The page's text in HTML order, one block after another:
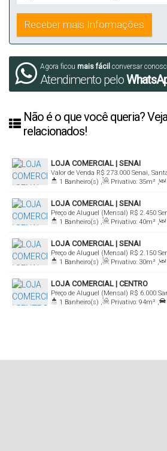
Agora ficou mais fácil conversar
Atendimento pelo
Não é o que você queria?
relacionados!
LOJA COMERCIAL | SENAI
R$ 273.000
Valor de Venda
Senai,
Sul, Brasil
1 Banheiro(s) , Privativo: 35m² ,
LOJA COMERCIAL | SENAI
R$ 2.450
Preço de Aluguel (Mensal)
Grande do Sul, Brasil
1 Banheiro(s) , Privativo: 40m² ,
LOJA COMERCIAL | SENAI
R$ 2.150
Preço de Aluguel (Mensal)
Grande do Sul, Brasil
1 Banheiro(s) , Privativo: 30m² ,
LOJA COMERCIAL | CENTRO
R$ 6.000
Preço de Aluguel (Mensal)
Sul, Brasil
1 Banheiro(s) , Privativo: 94m² ,